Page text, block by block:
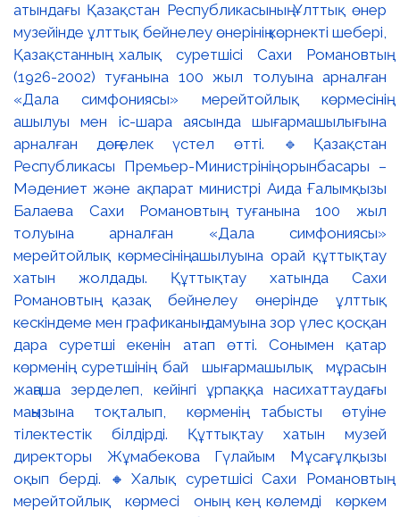
атындағы Қазақстан Республикасының Ұлттық өнер
музейінде ұлттық бейнелеу өнерінің көрнекті шебері,
Қазақстанның халық суретшісі Сахи Романовтың
(1926-2002) туғанына 100 жыл толуына арналған
«Дала симфониясы» мерейтойлық көрмесінің
ашылуы мен іс-шара аясында шығармашылығына
арналған дөңгелек үстел өтті. 🔹Қазақстан
Республикасы Премьер-Министрінің орынбасары –
Мәдениет және ақпарат министрі Аида Ғалымқызы
Балаева Сахи Романовтың туғанына 100 жыл
толуына арналған «Дала симфониясы»
мерейтойлық көрмесінің ашылуына орай құттықтау
хатын жолдады. Құттықтау хатында Сахи
Романовтың қазақ бейнелеу өнерінде ұлттық
кескіндеме мен графиканың дамуына зор үлес қосқан
дара суретші екенін атап өтті. Сонымен қатар
көрменің суретшінің бай шығармашылық мұрасын
жаңаша зерделеп, кейінгі ұрпаққа насихаттаудағы
маңызына тоқталып, көрменің табысты өтуіне
тілектестік білдірді. Құттықтау хатын музей
директоры Жұмабекова Гүлайым Мұсағұлқызы
оқып берді. 🔸Халық суретшісі Сахи Романовтың
мерейтойлық көрмесі оның кең көлемді көркем